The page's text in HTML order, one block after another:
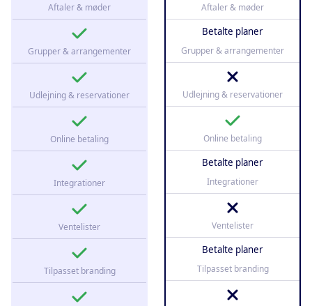
Aftaler & møder
Grupper & arrangementer
Udlejning & reservationer
Online betaling
Integrationer
Ventelister
Tilpasset branding
Aftaler & møder
Betalte planer
Grupper & arrangementer
Udlejning & reservationer
Online betaling
Betalte planer
Integrationer
Ventelister
Betalte planer
Tilpasset branding